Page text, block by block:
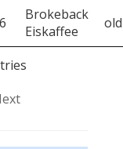
Brokeback
Eiskaffee
old